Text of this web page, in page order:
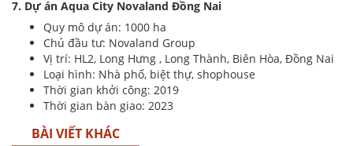
7. Dự án Aqua City Novaland Đồng Nai
Quy mô dự án: 1000 ha
Chủ đầu tư: Novaland Group
Vị trí: HL2, Long Hưng , Long Thành, Biên Hòa, Đồng Nai
Loại hình: Nhà phố, biệt thự, shophouse
Thời gian khởi công: 2019
Thời gian bàn giao: 2023
BÀI VIẾT KHÁC